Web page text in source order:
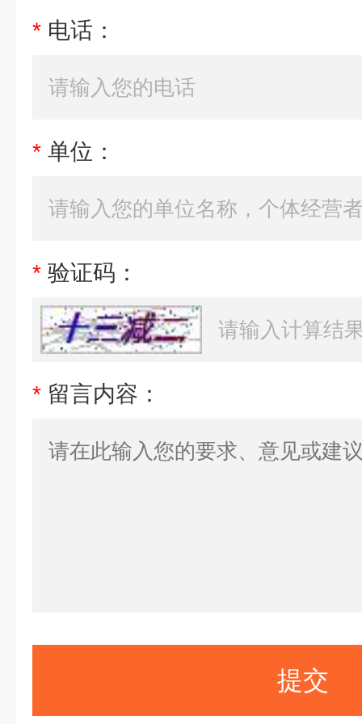
* 电话：
* 单位：
* 验证码：
* 留言内容：